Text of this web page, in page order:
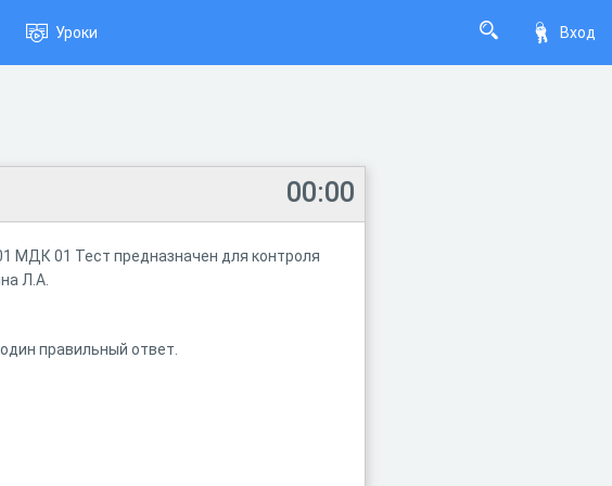
Вход
Уроки
00:00
МДК 01 Тест предназначен для контроля
Л.А.
правильный ответ.